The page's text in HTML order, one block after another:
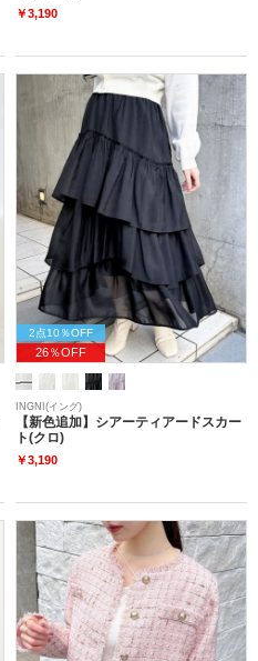
￥3,190
2点10％OFF
26％OFF
INGNI(イング)
【新色追加】シアーティアードスカー
ト(クロ)
￥3,190